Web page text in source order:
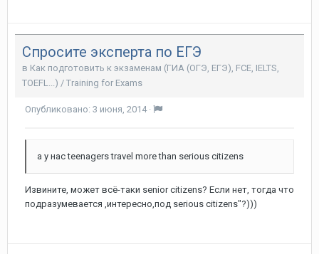
Спросите эксперта по ЕГЭ
в Как подготовить к экзаменам (ГИА (ОГЭ, ЕГЭ), FCE, IELTS,
TOEFL...) / Training for Exams
Опубликовано: 3 июня, 2014·
а у нас teenagers travel more than serious citizens
Извините, может всё-таки senior citizens? Если нет, тогда что
подразумевается ,интересно,под serious citizens"?)))